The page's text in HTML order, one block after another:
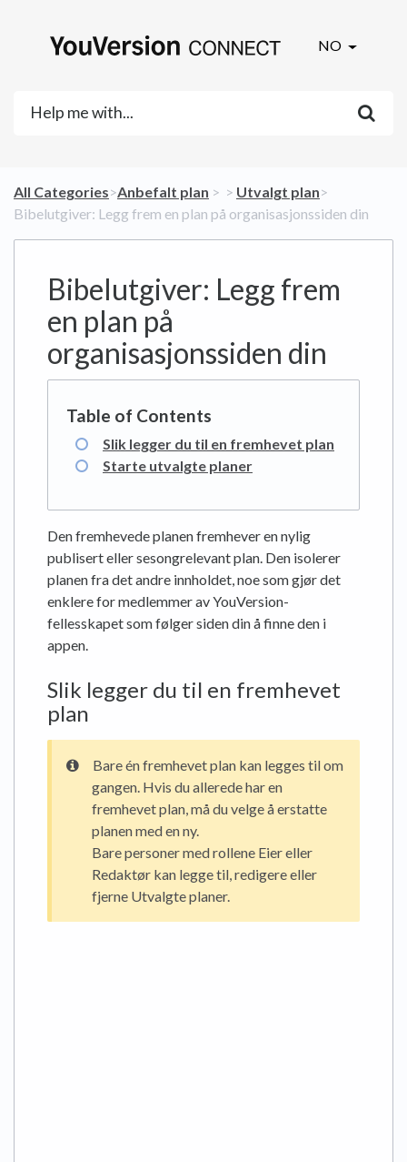
NO
All Categories​>​​Anbefalt plan ​ > ​ ​ > ​ ​Utvalgt plan​>​
Bibelutgiver: Legg frem en plan på organisasjonssiden din
Bibelutgiver: Legg frem
en plan på
organisasjonssiden din
Slik legger du til en fremhevet plan
Starte utvalgte planer
Den fremhevede planen fremhever en nylig
publisert eller sesongrelevant plan. Den isolerer
planen fra det andre innholdet, noe som gjør det
enklere for medlemmer av YouVersion-
fellesskapet som følger siden din å finne den i
appen.
Slik legger du til en fremhevet
plan
Bare én fremhevet plan kan legges til om
gangen. Hvis du allerede har en
fremhevet plan, må du velge å erstatte
planen med en ny.
Bare personer med rollene Eier eller
Redaktør kan legge til, redigere eller
fjerne Utvalgte planer.